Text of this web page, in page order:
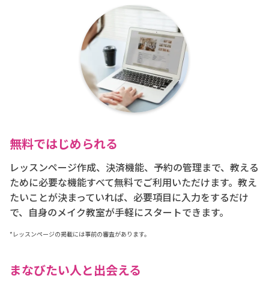
無料ではじめられる
レッスンページ作成、決済機能、予約の管理まで、教える
ために必要な機能すべて無料でご利用いただけます。教え
たいことが決まっていれば、必要項目に入力をするだけ
で、自身のメイク教室が手軽にスタートできます。
*レッスンページの掲載には事前の審査があります。
まなびたい人と出会える